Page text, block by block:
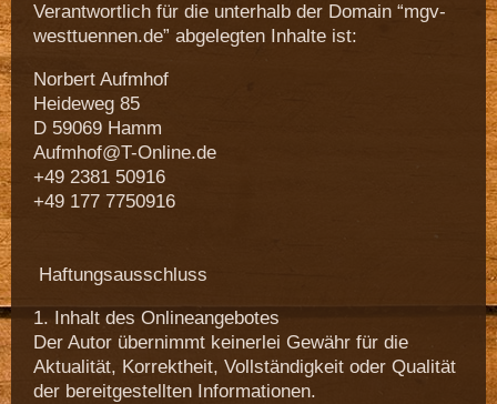
Verantwortlich für die unterhalb der Domain “mgv-
westtuennen.de” abgelegten Inhalte ist:
Norbert Aufmhof
Heideweg 85
D 59069 Hamm
Aufmhof@T-Online.de
+49 2381 50916
+49 177 7750916
Haftungsausschluss
1. Inhalt des Onlineangebotes
Der Autor übernimmt keinerlei Gewähr für die
Aktualität, Korrektheit, Vollständigkeit oder Qualität
der bereitgestellten Informationen.